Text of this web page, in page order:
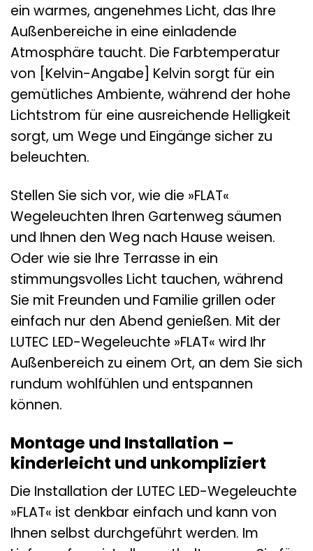
ein warmes, angenehmes Licht, das Ihre
Außenbereiche in eine einladende
Atmosphäre taucht. Die Farbtemperatur
von [Kelvin-Angabe] Kelvin sorgt für ein
gemütliches Ambiente, während der hohe
Lichtstrom für eine ausreichende Helligkeit
sorgt, um Wege und Eingänge sicher zu
beleuchten.
Stellen Sie sich vor, wie die »FLAT«
Wegeleuchten Ihren Gartenweg säumen
und Ihnen den Weg nach Hause weisen.
Oder wie sie Ihre Terrasse in ein
stimmungsvolles Licht tauchen, während
Sie mit Freunden und Familie grillen oder
einfach nur den Abend genießen. Mit der
LUTEC LED-Wegeleuchte »FLAT« wird Ihr
Außenbereich zu einem Ort, an dem Sie sich
rundum wohlfühlen und entspannen
können.
Montage und Installation –
kinderleicht und unkompliziert
Die Installation der LUTEC LED-Wegeleuchte
»FLAT« ist denkbar einfach und kann von
Ihnen selbst durchgeführt werden. Im